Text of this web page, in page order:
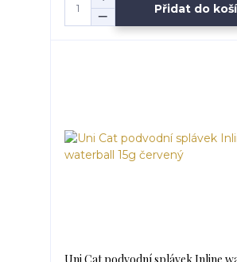
Přidat do